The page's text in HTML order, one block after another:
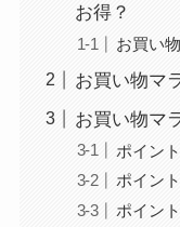
お得？
お買い
お買い物マ
お買い物マ
ポイン
ポイン
ポイン